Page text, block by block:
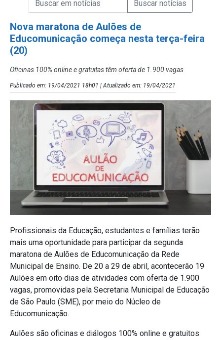
Nova maratona de Aulões de
Educomunicação começa nesta terça-feira
(20)
Oficinas 100% online e gratuitas têm oferta de 1.900 vagas
Publicado em: 19/04/2021 18h01 | Atualizado em: 19/04/2021
Profissionais da Educação, estudantes e famílias terão
mais uma oportunidade para participar da segunda
maratona de Aulões de Educomunicação da Rede
Municipal de Ensino. De 20 a 29 de abril, acontecerão 19
Aulões em oito dias de atividades com oferta de 1.900
vagas, promovidas pela Secretaria Municipal de Educação
de São Paulo (SME), por meio do Núcleo de
Educomunicação.
Aulões são oficinas e diálogos 100% online e gratuitos